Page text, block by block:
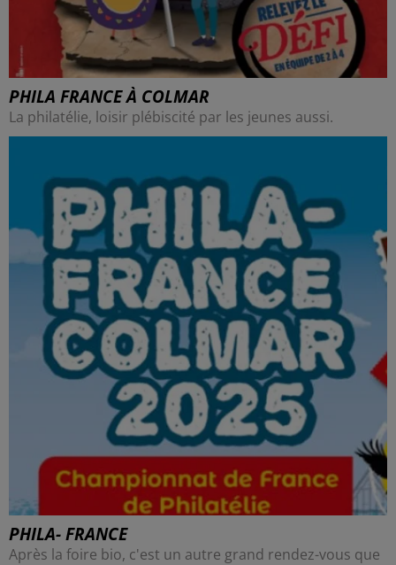
PHILA FRANCE À COLMAR
La philatélie, loisir plébiscité par les jeunes aussi.
PHILA- FRANCE
Après la foire bio, c'est un autre grand rendez-vous que